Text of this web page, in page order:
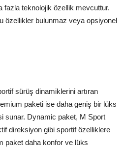
fazla teknolojik özellik mevcuttur.
özellikler bulunmaz veya opsiyonel
sürüş dinamiklerini artıran
paketi ise daha geniş bir lüks
sunar. Dynamic paket, M Sport
direksiyon gibi sportif özelliklere
paket daha konfor ve lüks